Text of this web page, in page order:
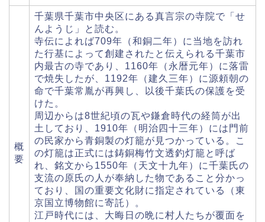
概
要
千葉県千葉市中央区にある真言宗の寺院で「せ
んようじ」と読む。
寺伝によれば709年（和銅二年）に当地を訪れ
た行基によって創建されたと伝えられる千葉市
内最古の寺であり、1160年（永暦元年）に落雷
で焼失したが、1192年（建久三年）に源頼朝の
命で千葉常胤が再興し、以後千葉氏の保護を受
けた。
周辺からは8世紀頃の瓦や鎌倉時代の経筒が出
土しており、1910年（明治四十三年）には門前
の民家から青銅製の灯籠が見つかっている。こ
の灯籠は正式には鋳銅梅竹文透釣灯籠と呼ば
れ、銘文から1550年（天文十九年）に千葉氏の
支流の原氏の人が奉納した物であること分かっ
ており、国の重要文化財に指定されている（東
京国立博物館に寄託）。
江戸時代には、大晦日の晩に村人たちが覆面を